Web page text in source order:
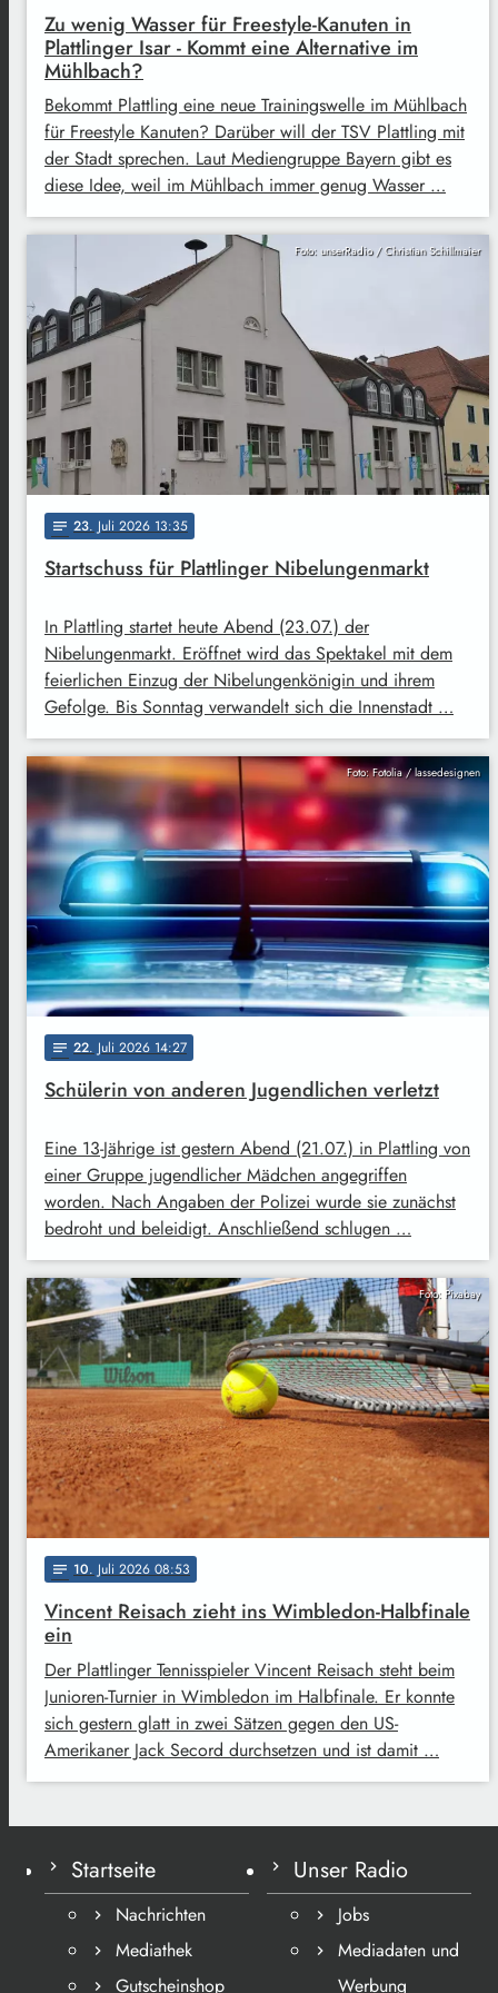
Zu wenig Wasser für Freestyle-Kanuten in
Plattlinger Isar - Kommt eine Alternative im
Mühlbach?
Bekommt Plattling eine neue Trainingswelle im Mühlbach
für Freestyle Kanuten? Darüber will der TSV Plattling mit
der Stadt sprechen. Laut Mediengruppe Bayern gibt es
diese Idee, weil im Mühlbach immer genug Wasser …
Foto: unserRadio / Christian Schillmaier
notes 23. Juli 2026 13:35
Startschuss für Plattlinger Nibelungenmarkt
In Plattling startet heute Abend (23.07.) der
Nibelungenmarkt. Eröffnet wird das Spektakel mit dem
feierlichen Einzug der Nibelungenkönigin und ihrem
Gefolge. Bis Sonntag verwandelt sich die Innenstadt …
Foto: Fotolia / lassedesignen
notes 22. Juli 2026 14:27
Schülerin von anderen Jugendlichen verletzt
Eine 13-Jährige ist gestern Abend (21.07.) in Plattling von
einer Gruppe jugendlicher Mädchen angegriffen
worden. Nach Angaben der Polizei wurde sie zunächst
bedroht und beleidigt. Anschließend schlugen …
Foto: Pixabay
notes 10. Juli 2026 08:53
Vincent Reisach zieht ins Wimbledon-Halbfinale
ein
Der Plattlinger Tennisspieler Vincent Reisach steht beim
Junioren-Turnier in Wimbledon im Halbfinale. Er konnte
sich gestern glatt in zwei Sätzen gegen den US-
Amerikaner Jack Secord durchsetzen und ist damit …
Startseite
Nachrichten
Mediathek
Gutscheinshop
Unser Radio
Jobs
Mediadaten und
Werbung